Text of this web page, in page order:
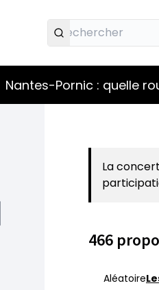
Nantes-Pornic : quelle
La
466
Aléatoire